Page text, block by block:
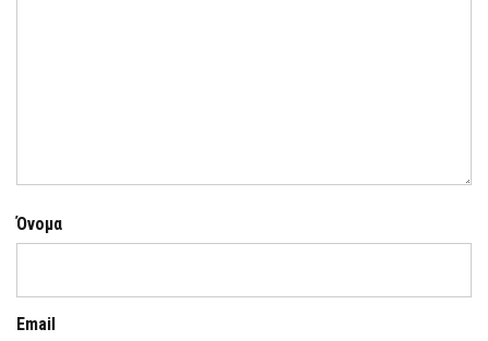
Όνομα
Email